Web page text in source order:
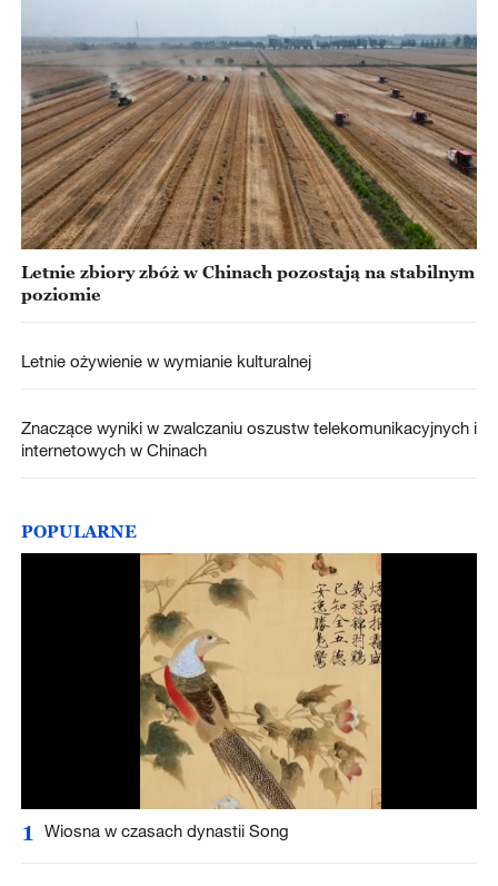
Letnie zbiory zbóż w Chinach pozostają na stabilnym
poziomie
Letnie ożywienie w wymianie kulturalnej
Znaczące wyniki w zwalczaniu oszustw telekomunikacyjnych i
internetowych w Chinach
POPULARNE
1 Wiosna w czasach dynastii Song